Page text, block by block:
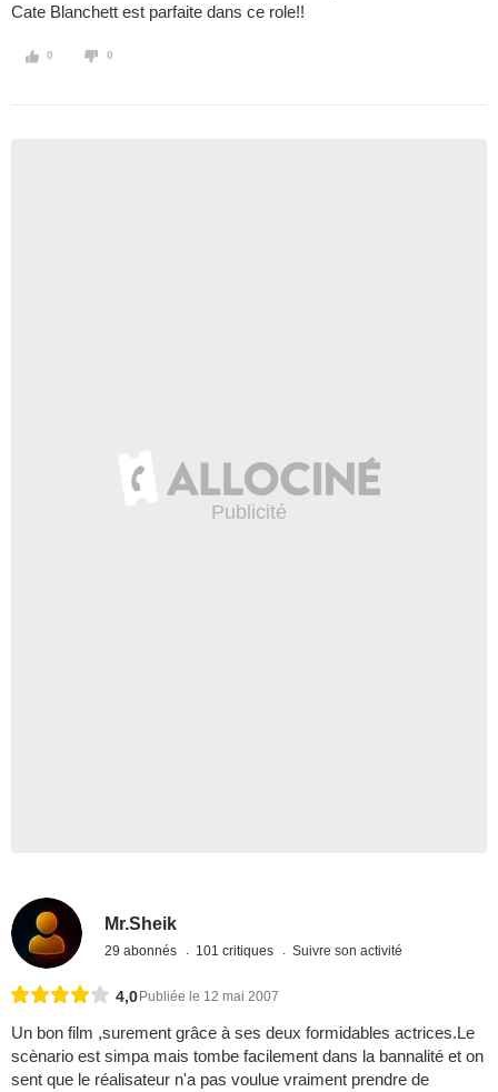
Cate Blanchett est parfaite dans ce role!!
0 0
Mr.Sheik
29 abonnés 101 critiques Suivre son activité
4,0 Publiée le 12 mai 2007
Un bon film ,surement grâce à ses deux formidables actrices.Le
scènario est simpa mais tombe facilement dans la bannalité et on
sent que le réalisateur n'a pas voulue vraiment prendre de